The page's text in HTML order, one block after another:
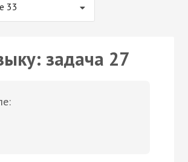
33
задача 27